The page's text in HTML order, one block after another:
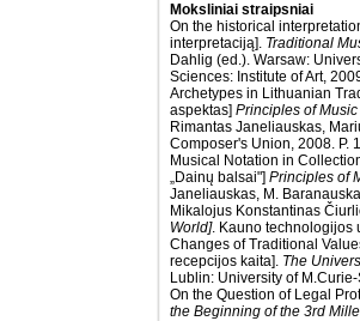
Moksliniai straipsniai
On the historical
interpretaciją].Traditional
Dahlig (ed.). Warsaw:
Sciences: Institute of Art,
Archetypes in Lithuanian
aspektas] Principles of
Rimantas Janeliauskas,
Composer's Union, 2008. P.
Musical Notation in
„Dainų balsai"] Principles of
Janeliauskas, M.
Mikalojus Konstantinas
World]. Kauno technologijos
Changes of Traditional
recepcijos kaita]. The
Lublin: University of
On the Question of Legal
the Beginning of the 3rd